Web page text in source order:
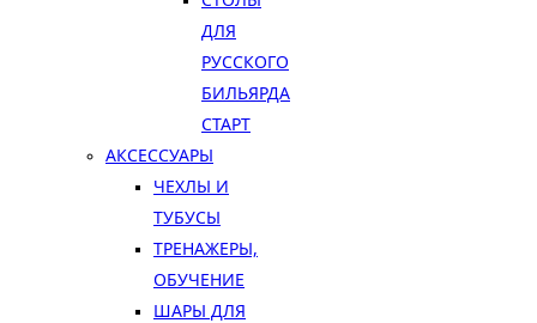
ДЛЯ
РУССКОГО
БИЛЬЯРДА
СТАРТ
АКСЕССУАРЫ
ЧЕХЛЫ И
ТУБУСЫ
ТРЕНАЖЕРЫ,
ОБУЧЕНИЕ
ШАРЫ ДЛЯ